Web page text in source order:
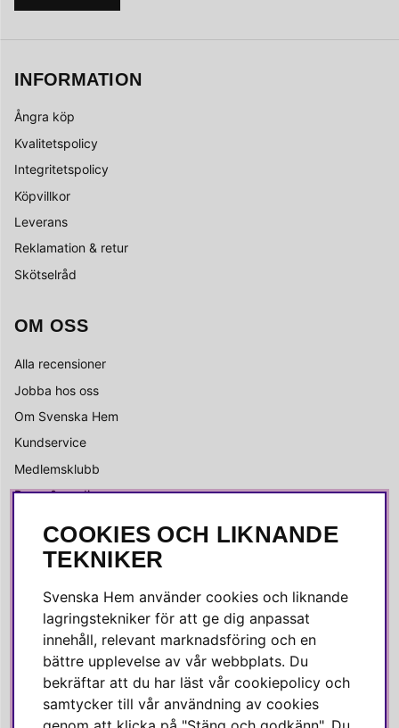
INFORMATION
Ångra köp
Kvalitetspolicy
Integritetspolicy
Köpvillkor
Leverans
Reklamation & retur
Skötselråd
OM OSS
Alla recensioner
Jobba hos oss
Om Svenska Hem
Kundservice
Medlemsklubb
Press & media
SOCIALA MEDIER
Instagram
Linkedin
Pinterest
COOKIES OCH LIKNANDE
TEKNIKER
Svenska Hem använder cookies och liknande
lagringstekniker för att ge dig anpassat
innehåll, relevant marknadsföring och en
bättre upplevelse av vår webbplats. Du
bekräftar att du har läst vår cookiepolicy och
samtycker till vår användning av cookies